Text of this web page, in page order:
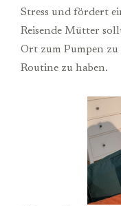
Stress und fördert
Reisende Mütter
Ort zum Pumpen
Routine zu haben.